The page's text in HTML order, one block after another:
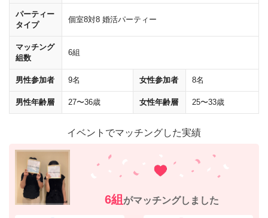
正面の通り（外堀通り）を渡ります。
パーティー
タイプ
個室8対8 婚活パーティー
マッチング
組数
6組
男性参加者 9名 女性参加者 8名
男性年齢層 27〜36歳 女性年齢層 25〜33歳
イベントでマッチングした実績
6組 がマッチングしました